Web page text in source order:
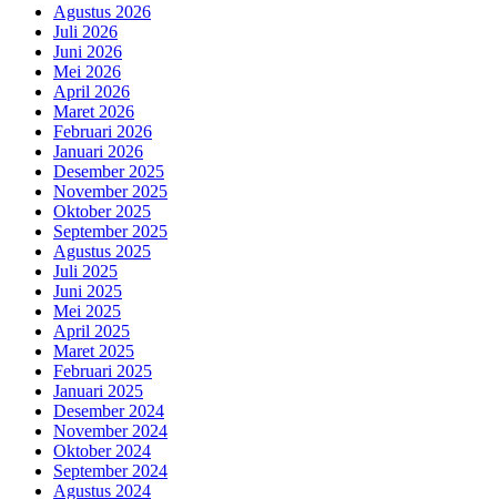
Agustus 2026
Juli 2026
Juni 2026
Mei 2026
April 2026
Maret 2026
Februari 2026
Januari 2026
Desember 2025
November 2025
Oktober 2025
September 2025
Agustus 2025
Juli 2025
Juni 2025
Mei 2025
April 2025
Maret 2025
Februari 2025
Januari 2025
Desember 2024
November 2024
Oktober 2024
September 2024
Agustus 2024